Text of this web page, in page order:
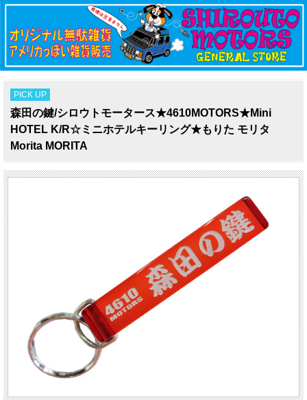
PICK UP
森田の鍵/シロウトモータース★4610MOTORS★Mini
HOTEL K/R☆ミニホテルキーリング★もりた モリタ
Morita MORITA